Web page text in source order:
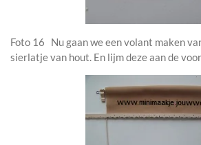
Foto 16 Nu gaan we een volant maken
sierlatje van hout. En lijm deze aan de